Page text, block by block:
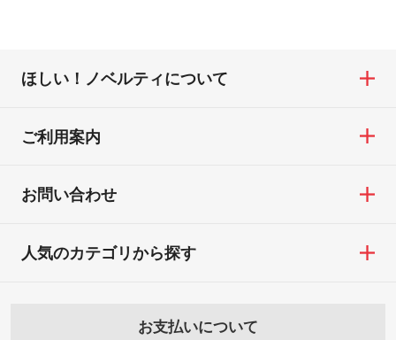
ほしい！ノベルティについて
ご利用案内
お問い合わせ
お支払いについて
人気のカテゴリから探す